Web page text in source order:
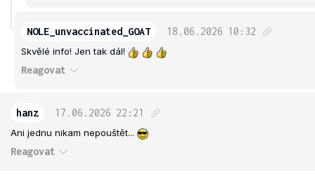
NOLE_unvaccinated_GOAT 18.06.2026 10:32
Skvělé info! Jen tak dál!
Reagovat
hanz 17.06.2026 22:21
Ani jednu nikam nepouštět...
Reagovat